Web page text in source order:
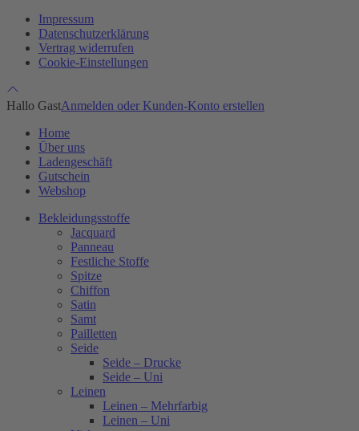
Impressum
Datenschutzerklärung
Vertrag widerrufen
Cookie-Einstellungen
Hallo GastAnmelden oder Kunden-Konto erstellen
Home
Über uns
Ladengeschäft
Gutschein
Webshop
Bekleidungsstoffe
Jacquard
Panneau
Festliche Stoffe
Spitze
Chiffon
Satin
Samt
Pailletten
Seide
Seide – Drucke
Seide – Uni
Leinen
Leinen – Mehrfarbig
Leinen – Uni